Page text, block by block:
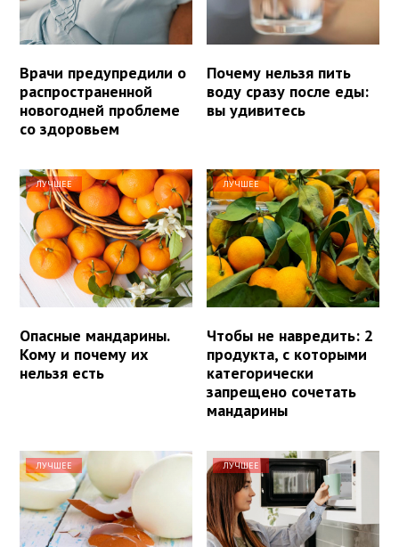
Врачи предупредили о
распространенной
новогодней проблеме
со здоровьем
Почему нельзя пить
воду сразу после еды:
вы удивитесь
ЛУЧШЕЕ
Опасные мандарины.
Кому и почему их
нельзя есть
ЛУЧШЕЕ
Чтобы не навредить: 2
продукта, с которыми
категорически
запрещено сочетать
мандарины
ЛУЧШЕЕ ЛУЧШЕЕ